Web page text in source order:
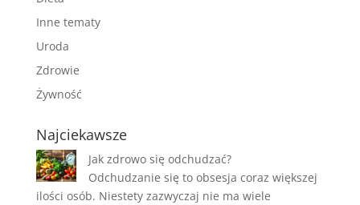
Inne tematy
Uroda
Zdrowie
Żywność
Najciekawsze
Jak zdrowo się odchudzać?
Odchudzanie się to obsesja coraz większej
ilości osób. Niestety zazwyczaj nie ma wiele